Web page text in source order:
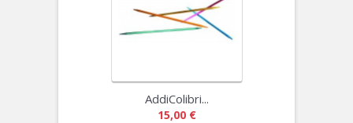
AddiColibri...
15,00 €